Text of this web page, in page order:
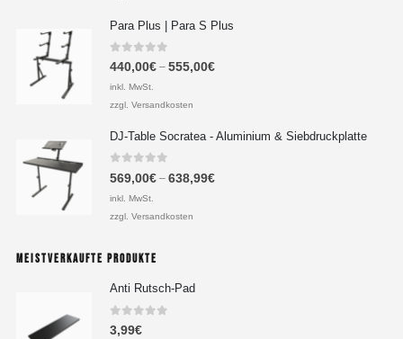
Para Plus | Para S Plus
0 out of 5
440,00€– 555,00€
inkl. MwSt.
zzgl. Versandkosten
DJ-Table Socratea - Aluminium & Siebdruckplatte
0 out of 5
569,00€– 638,99€
inkl. MwSt.
zzgl. Versandkosten
MEISTVERKAUFTE PRODUKTE
Anti Rutsch-Pad
0 out of 5
3,99€